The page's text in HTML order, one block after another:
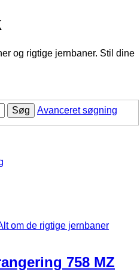
og rigtige jernbaner. Stil dine
Søg Avanceret søgning
om de rigtige jernbaner
758 MZ